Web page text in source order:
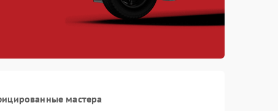
мастера